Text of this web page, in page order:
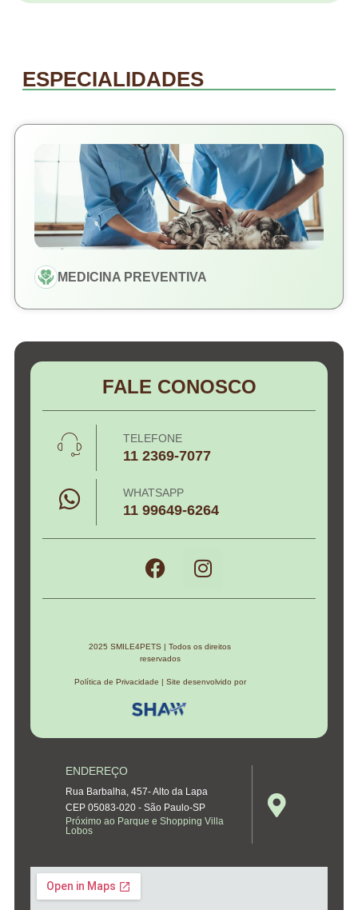
ESPECIALIDADES
MEDICINA PREVENTIVA
FALE CONOSCO
TELEFONE
11 2369-7077
WHATSAPP
11 99649-6264
2025 SMILE4PETS | Todos os direitos
reservados
Política de Privacidade | Site desenvolvido por
ENDEREÇO
Rua Barbalha, 457- Alto da Lapa
CEP 05083-020 - São Paulo-SP
Próximo ao Parque e Shopping Villa
Lobos